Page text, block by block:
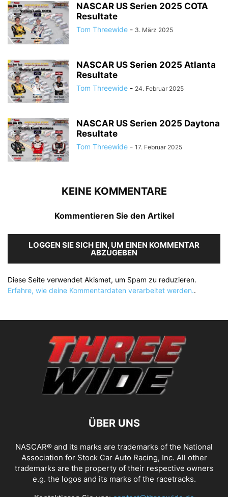
NASCAR US Serien 2025 COTA
Resultate
Tom Threewide - 3. März 2025
NASCAR US Serien 2025 Atlanta
Resultate
Tom Threewide - 24. Februar 2025
NASCAR US Serien 2025 Daytona
Resultate
Tom Threewide - 17. Februar 2025
KEINE KOMMENTARE
Kommentieren Sie den Artikel
LOGGEN SIE SICH EIN, UM EINEN KOMMENTAR
ABZUGEBEN
Diese Seite verwendet Akismet, um Spam zu reduzieren.
Erfahre, wie deine Kommentardaten verarbeitet werden..
ÜBER UNS
NASCAR® and its marks are trademarks of the National
Association for Stock Car Auto Racing, Inc. All other
trademarks are the property of their respective owners
e.g. the logos and its marks of the racetracks.